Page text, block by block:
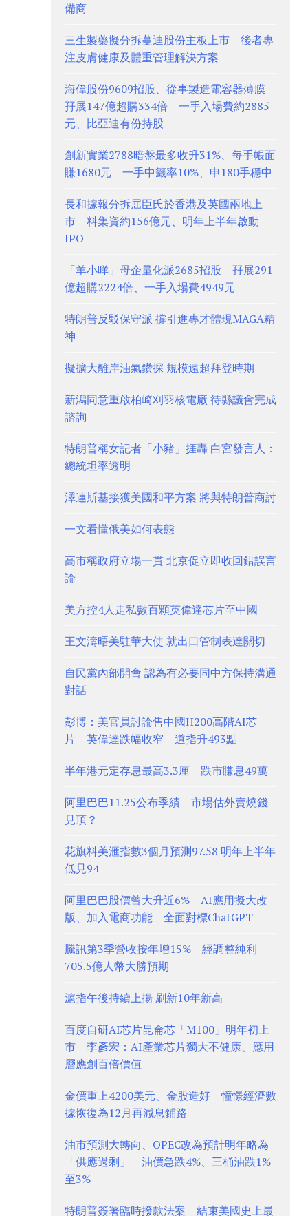
備商
三生製藥擬分拆蔓迪股份主板上市 後者專
注皮膚健康及體重管理解決方案
海偉股份9609招股、從事製造電容器薄膜
孖展147億超購334倍 一手入場費約2885
元、比亞迪有份持股
創新實業2788暗盤最多收升31%、每手帳面
賺1680元 一手中籤率10%、申180手穩中
長和據報分拆屈臣氏於香港及英國兩地上
市 料集資約156億元、明年上半年啟動
IPO
「羊小咩」母企量化派2685招股 孖展291
億超購2224倍、一手入場費4949元
特朗普反駁保守派 撐引進專才體現MAGA精
神
擬擴大離岸油氣鑽探 規模遠超拜登時期
新潟同意重啟柏崎刈羽核電廠 待縣議會完成
諮詢
特朗普稱女記者「小豬」捱轟 白宮發言人：
總統坦率透明
澤連斯基接獲美國和平方案 將與特朗普商討
一文看懂俄美如何表態
高市稱政府立場一貫 北京促立即收回錯誤言
論
美方控4人走私數百顆英偉達芯片至中國
王文濤晤美駐華大使 就出口管制表達關切
自民黨內部開會 認為有必要同中方保持溝通
對話
彭博：美官員討論售中國H200高階AI芯
片 英偉達跌幅收窄 道指升493點
半年港元定存息最高3.3厘 跌市賺息49萬
阿里巴巴11.25公布季績 市場估外賣燒錢
見頂？
花旗料美滙指數3個月預測97.58 明年上半年
低見94
阿里巴巴股價曾大升近6% AI應用擬大改
版、加入電商功能 全面對標ChatGPT
騰訊第3季營收按年增15% 經調整純利
705.5億人幣大勝預期
滬指午後持續上揚 刷新10年新高
百度自研AI芯片昆侖芯「M100」明年初上
市 李彥宏：AI產業芯片獨大不健康、應用
層應創百倍價值
金價重上4200美元、金股造好 憧憬經濟數
據恢復為12月再減息鋪路
油市預測大轉向、OPEC改為預計明年略為
「供應過剩」 油價急跌4%、三桶油跌1%
至3%
特朗普簽署臨時撥款法案 結束美國史上最